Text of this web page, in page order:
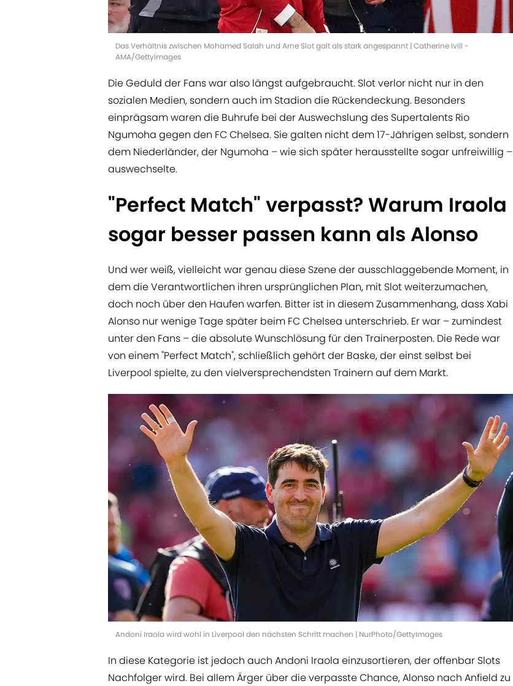
Das Verhältnis zwischen Mohamed Salah und Arne Slot galt als stark angespannt | Catherine Ivill -
AMA/GettyImages
Die Geduld der Fans war also längst aufgebraucht. Slot verlor nicht nur in den
sozialen Medien, sondern auch im Stadion die Rückendeckung. Besonders
einprägsam waren die Buhrufe bei der Auswechslung des Supertalents Rio
Ngumoha gegen den FC Chelsea. Sie galten nicht dem 17-Jährigen selbst, sondern
dem Niederländer, der Ngumoha – wie sich später herausstellte sogar unfreiwillig –
auswechselte.
"Perfect Match" verpasst? Warum Iraola
sogar besser passen kann als Alonso
Und wer weiß, vielleicht war genau diese Szene der ausschlaggebende Moment, in
dem die Verantwortlichen ihren ursprünglichen Plan, mit Slot weiterzumachen,
doch noch über den Haufen warfen. Bitter ist in diesem Zusammenhang, dass Xabi
Alonso nur wenige Tage später beim FC Chelsea unterschrieb. Er war – zumindest
unter den Fans – die absolute Wunschlösung für den Trainerposten. Die Rede war
von einem "Perfect Match", schließlich gehört der Baske, der einst selbst bei
Liverpool spielte, zu den vielversprechendsten Trainern auf dem Markt.
Andoni Iraola wird wohl in Liverpool den nächsten Schritt machen | NurPhoto/GettyImages
In diese Kategorie ist jedoch auch Andoni Iraola einzusortieren, der offenbar Slots
Nachfolger wird. Bei allem Ärger über die verpasste Chance, Alonso nach Anfield zu